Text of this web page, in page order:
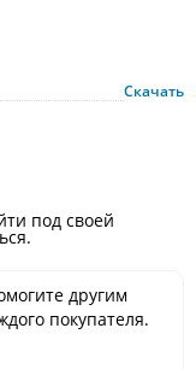
Скачать
под своей
другим
покупателя.